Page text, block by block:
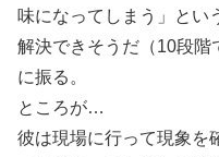
味になってしまう」とい
解決できそうだ（10段階
に振る。
ところが…
彼は現場に行って現象